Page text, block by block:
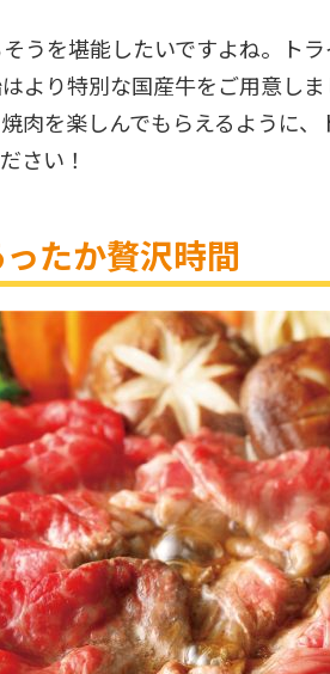
うを堪能したいですよね。ト
より特別な国産牛をご用意しま
肉を楽しんでもらえるように
さい！
たか贅沢時間